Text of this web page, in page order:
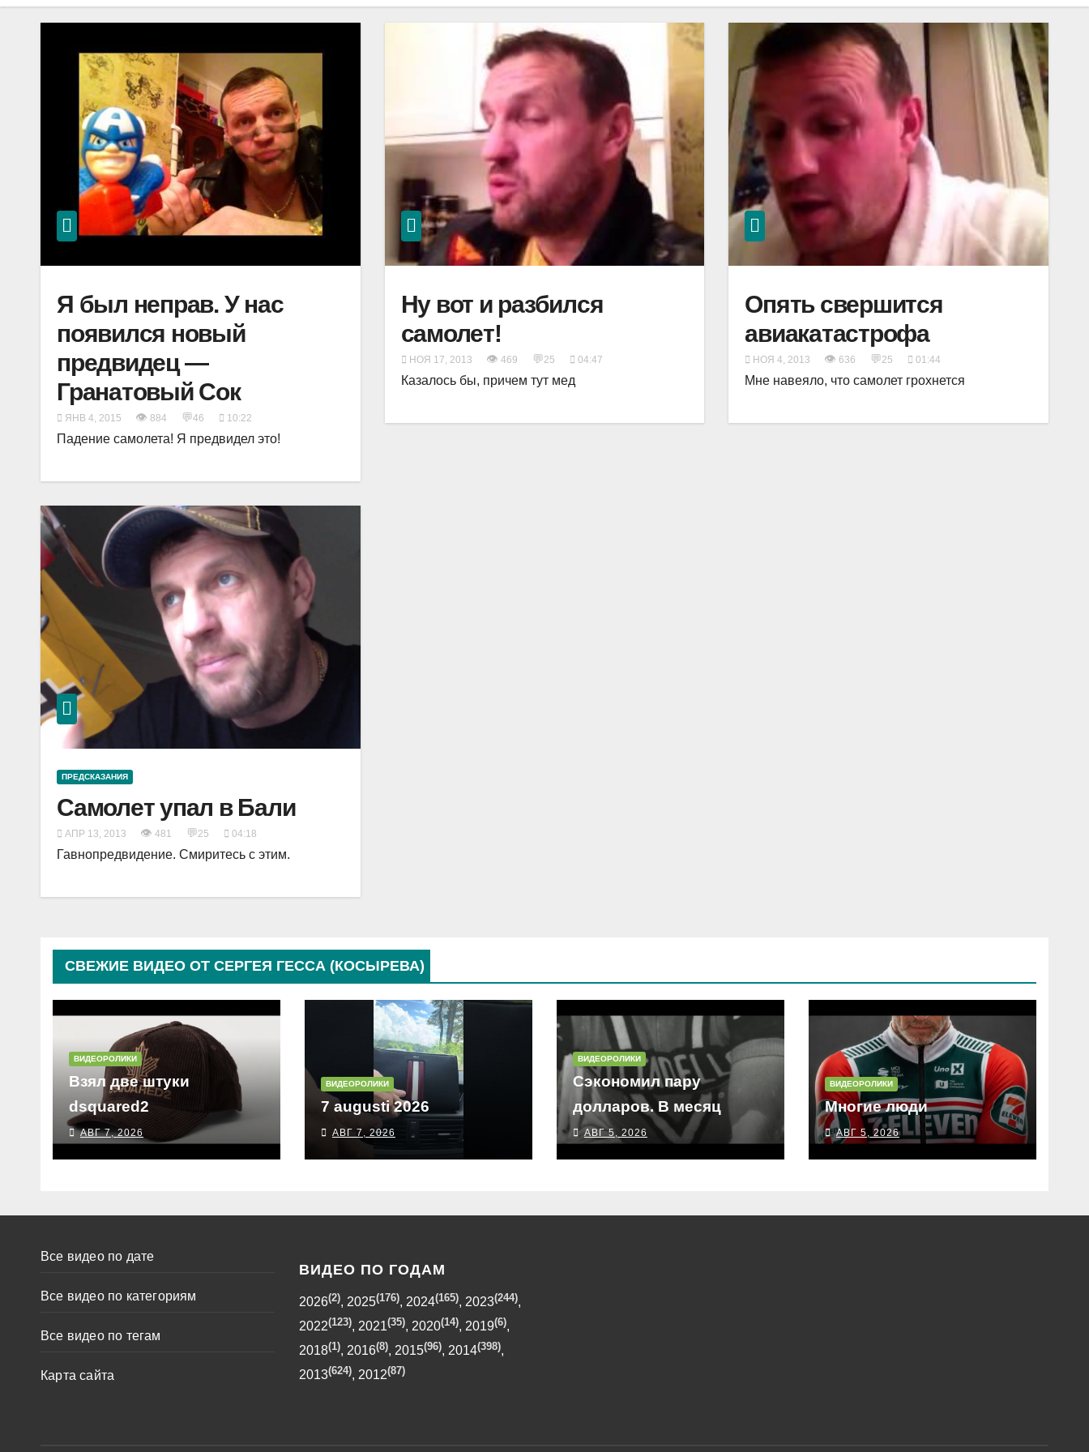
Я был неправ. У нас
появился новый
предвидец —
Гранатовый Сок
ЯНВ 4, 2015 👁 884 💬46 10:22
Падение самолета! Я предвидел это!
Ну вот и разбился
самолет!
НОЯ 17, 2013 👁 469 💬25 04:47
Казалось бы, причем тут мед
Опять свершится
авиакатастрофа
НОЯ 4, 2013 👁 636 💬25 01:44
Мне навеяло, что самолет грохнется
ПРЕДСКАЗАНИЯ
Самолет упал в Бали
АПР 13, 2013 👁 481 💬25 04:18
Гавнопредвидение. Смиритесь с этим.
СВЕЖИЕ ВИДЕО ОТ СЕРГЕЯ ГЕССА (КОСЫРЕВА)
ВИДЕОРОЛИКИ
Взял две штуки
dsquared2
АВГ 7, 2026
ВИДЕОРОЛИКИ
7 augusti 2026
АВГ 7, 2026
ВИДЕОРОЛИКИ
Сэкономил пару
долларов. В месяц
АВГ 5, 2026
ВИДЕОРОЛИКИ
Многие люди
АВГ 5, 2026
Все видео по дате
Все видео по категориям
Все видео по тегам
Карта сайта
ВИДЕО ПО ГОДАМ
2026(2), 2025(176), 2024(165), 2023(244),
2022(123), 2021(35), 2020(14), 2019(6),
2018(1), 2016(8), 2015(96), 2014(398),
2013(624), 2012(87)